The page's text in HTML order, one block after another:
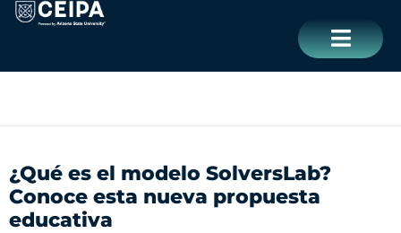
contenido
¿Qué es el modelo SolversLab?
Conoce esta nueva propuesta
educativa